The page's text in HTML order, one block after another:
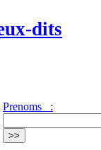
dits
Prenoms :